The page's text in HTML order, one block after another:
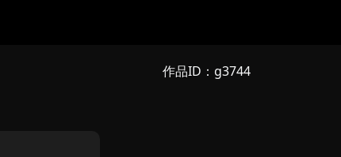
作品ID：g3744